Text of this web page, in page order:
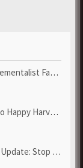
POE Curren...
with Looney Tun...
- Grab Bluep...